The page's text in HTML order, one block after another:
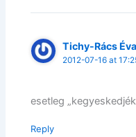
Tichy-Rács Éva
2012-07-16 at
esetleg
Reply